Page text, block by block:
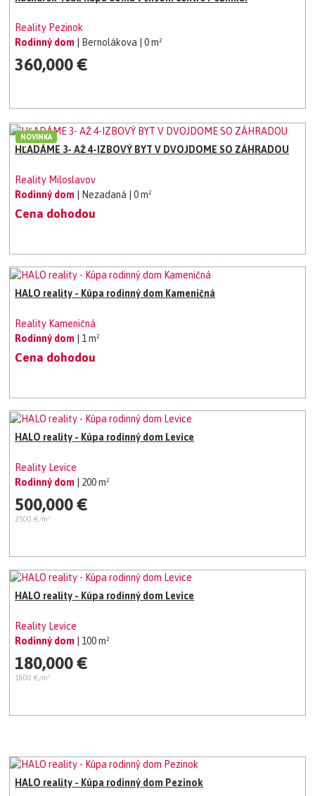
Reality Pezinok
Rodinný dom
| Bernolákova | 0 m²
360,000 €
HĽADÁME 3- AŽ 4-IZBOVÝ BYT V DVOJDOME SO ZÁHRADOU
Reality Miloslavov
Rodinný dom
| Nezadaná | 0 m²
Cena dohodou
NOVINKA
HALO reality - Kúpa rodinný dom Kameničná
Reality Kameničná
Rodinný dom
| 1 m²
Cena dohodou
HALO reality - Kúpa rodinný dom Levice
Reality Levice
Rodinný dom
| 200 m²
500,000 €
2500 €/m²
HALO reality - Kúpa rodinný dom Levice
Reality Levice
Rodinný dom
| 100 m²
180,000 €
1800 €/m²
HALO reality - Kúpa rodinný dom Pezinok